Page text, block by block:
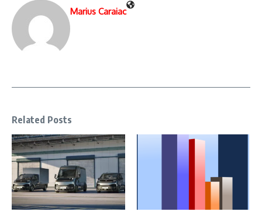
Marius Caraiac
Related Posts